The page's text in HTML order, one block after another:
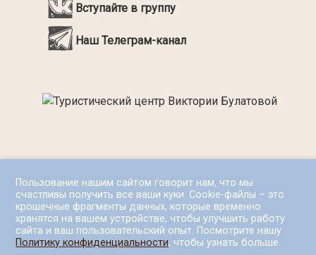
Пользование нашим сайтом говорит нам, что мы
счастливы получить все ваши куки. Cookie-файлы – это
крошечные фрагменты данных, которые временно
хранятся на вашем устройстве, чтобы улучшить работу
сайта и ваш пользовательский опыт. Посмотрите нашу
Политику конфиденциальности, чтобы узнать больше.
Вступайте в группу
Наш Телеграм-канал